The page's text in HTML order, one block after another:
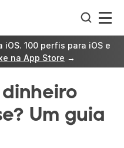
100 perfis para iOS e
na App Store →
Um guia